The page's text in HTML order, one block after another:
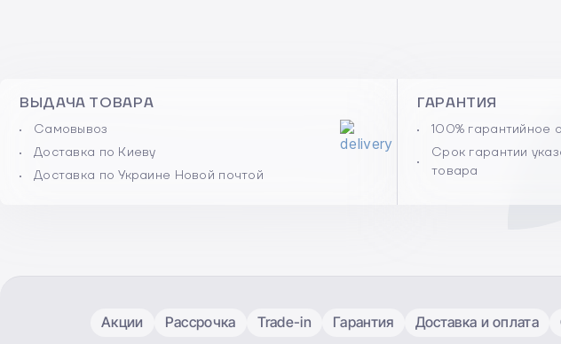
ВЫДАЧА ТОВАРА
Самовывоз
Доставка по Киеву
Доставка по Украине Новой почтой
ГАРАНТИЯ
100% гарантийное
Срок гарантии
товара
Акции Рассрочка Trade-in Гарантия Доставка и оплата